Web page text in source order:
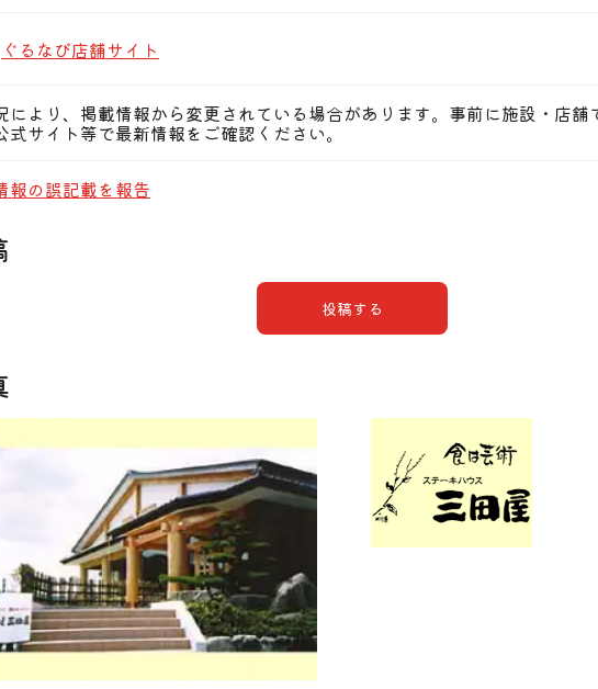
ぐるなび店舗サイト
により、掲載情報から変更されている場合があります。事前に施設・店舗
式サイト等で最新情報をご確認ください。
報の誤記載を報告
投稿する